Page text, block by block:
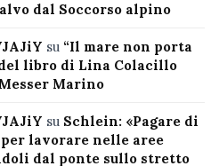
dal Soccorso alpino
su “Il mare non porta
libro di Lina Colacillo
Marino
su Schlein: «Pagare di
lavorare nelle aree
dal ponte sullo stretto